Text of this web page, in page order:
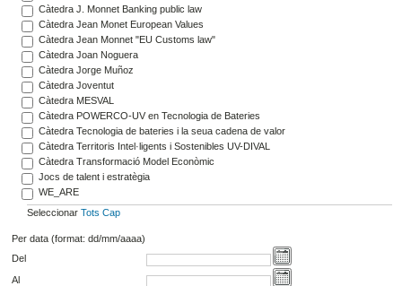
Càtedra J. Monnet Banking public law
Càtedra Jean Monet European Values
Càtedra Jean Monnet "EU Customs law"
Càtedra Joan Noguera
Càtedra Jorge Muñoz
Càtedra Joventut
Càtedra MESVAL
Càtedra POWERCO-UV en Tecnologia de Bateries
Càtedra Tecnologia de bateries i la seua cadena de valor
Càtedra Territoris Intel·ligents i Sostenibles UV-DIVAL
Càtedra Transformació Model Econòmic
Jocs de talent i estratègia
WE_ARE
Seleccionar Tots Cap
Per data (format: dd/mm/aaaa)
Del
Al